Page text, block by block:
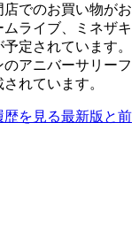
でのお買い物がお
ライブ、ミネザキ
定されています。
アニバーサリーフ
れています。
歴を見る最新版と前